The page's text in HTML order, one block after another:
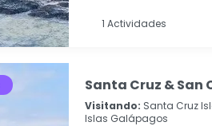
1 Actividades
Santa Cruz & San
Visitando: Santa Cruz
Islas Galápagos